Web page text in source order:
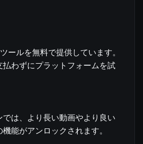
ールを無料で提供しています。
払わずにプラットフォームを試
では、より長い動画やより良い
能がアンロックされます。